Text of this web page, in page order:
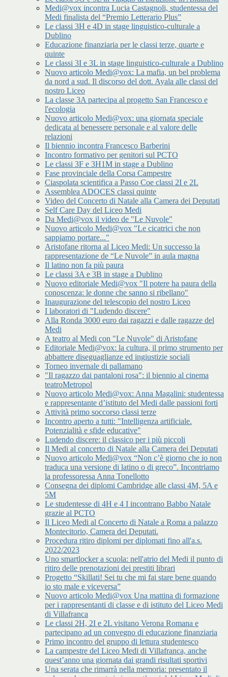
Medi@vox incontra Lucia Castagnoli, studentessa del
Medi finalista del “Premio Letterario Plus”
Le classi 3H e 4D in stage linguistico-culturale a
Dublino
Educazione finanziaria per le classi terze, quarte e
quinte
Le classi 3I e 3L in stage linguistico-culturale a Dublino
Nuovo articolo Medi@vox: La mafia, un bel problema
da nord a sud. Il discorso del dott. Ayala alle classi del
nostro Liceo
La classe 3A partecipa al progetto San Francesco e
l'ecologia
Nuovo articolo Medi@vox: una giornata speciale
dedicata al benessere personale e al valore delle
relazioni
Il biennio incontra Francesco Barberini
Incontro formativo per genitori sul PCTO
Le classi 3F e 3H1M in stage a Dublino
Fase provinciale della Corsa Campestre
Ciaspolata scientifica a Passo Coe classi 2I e 2L
Assemblea ADOCES classi quinte
Video del Concerto di Natale alla Camera dei Deputati
Self Care Day del Liceo Medi
Da Medi@vox il video de "Le Nuvole"
Nuovo articolo Medi@vox "Le cicatrici che non
sappiamo portare..."
Aristofane ritorna al Liceo Medi: Un successo la
rappresentazione de “Le Nuvole” in aula magna
Il latino non fa più paura
Le classi 3A e 3B in stage a Dublino
Nuovo editoriale Medi@vox "Il potere ha paura della
conoscenza: le donne che sanno si ribellano"
Inaugurazione del telescopio del nostro Liceo
I laboratori di "Ludendo discere"
Alla Ronda 3000 euro dai ragazzi e dalle ragazze del
Medi
A teatro al Medi con "Le Nuvole" di Aristofane
Editoriale Medi@vox: la cultura, il primo strumento per
abbattere diseguaglianze ed ingiustizie sociali
Torneo invernale di pallamano
"Il ragazzo dai pantaloni rosa": il biennio al cinema
teatroMetropol
Nuovo articolo Medi@vox: Anna Magalini: studentessa
e rappresentante d’istituto del Medi dalle passioni forti
Attività primo soccorso classi terze
Incontro aperto a tutti: "Intelligenza artificiale.
Potenzialità e sfide educative"
Ludendo discere: il classico per i più piccoli
Il Medi al concerto di Natale alla Camera dei Deputati
Nuovo articolo Medi@vox “Non c’è giorno che io non
traduca una versione di latino o di greco”. Incontriamo
la professoressa Anna Tonellotto
Consegna dei diplomi Cambridge alle classi 4M, 5A e
5M
Le studentesse di 4H e 4 I incontrano Babbo Natale
grazie al PCTO
Il Liceo Medi al Concerto di Natale a Roma a palazzo
Montecitorio, Camera dei Deputati.
Procedura ritiro diplomi per diplomati fino all'a.s.
2022/2023
Uno smartlocker a scuola: nell'atrio del Medi il punto di
ritiro delle prenotazioni dei prestiti librari
Progetto “Skillati! Sei tu che mi fai stare bene quando
io sto male e viceversa”
Nuovo articolo Medi@vox Una mattina di formazione
per i rappresentanti di classe e di istituto del Liceo Medi
di Villafranca
Le classi 2H, 2I e 2L visitano Verona Romana e
partecipano ad un convegno di educazione finanziaria
Primo incontro del gruppo di lettura studentesco
La campestre del Liceo Medi di Villafranca, anche
quest’anno una giornata dai grandi risultati sportivi
Una serata che rimarrà nella memoria: presentato il